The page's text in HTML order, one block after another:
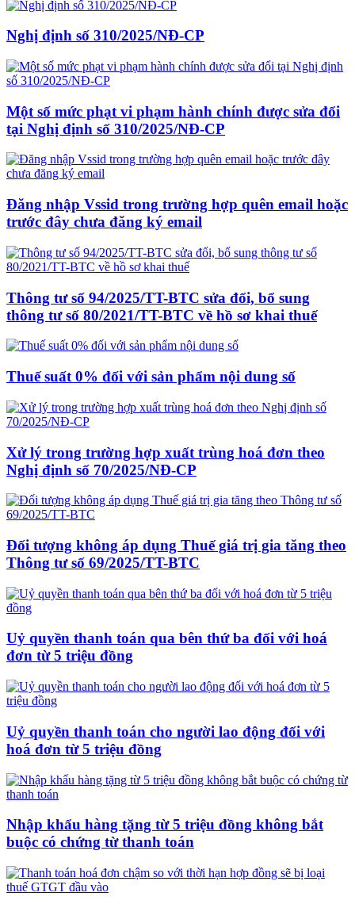
Nghị định số 310/2025/NĐ-CP
Một số mức phạt vi phạm hành chính được sửa đổi
tại Nghị định số 310/2025/NĐ-CP
Đăng nhập Vssid trong trường hợp quên email hoặc
trước đây chưa đăng ký email
Thông tư số 94/2025/TT-BTC sửa đổi, bổ sung
thông tư số 80/2021/TT-BTC về hồ sơ khai thuế
Thuế suất 0% đối với sản phẩm nội dung số
Xử lý trong trường hợp xuất trùng hoá đơn theo
Nghị định số 70/2025/NĐ-CP
Đối tượng không áp dụng Thuế giá trị gia tăng theo
Thông tư số 69/2025/TT-BTC
Uỷ quyền thanh toán qua bên thứ ba đối với hoá
đơn từ 5 triệu đồng
Uỷ quyền thanh toán cho người lao động đối với
hoá đơn từ 5 triệu đồng
Nhập khẩu hàng tặng từ 5 triệu đồng không bắt
buộc có chứng từ thanh toán